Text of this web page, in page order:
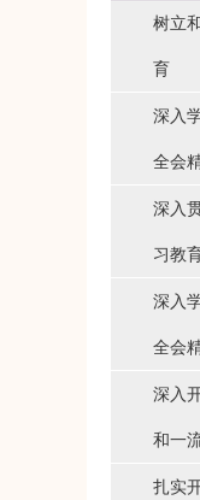
树立
育
深入
全会
深入
习教
深入
全会
深入
和一
扎实